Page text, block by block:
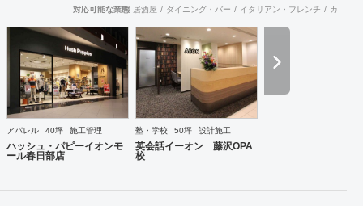
ティブが幸せを呼び込み、呼び込んだ幸せが、さらに大きな
社ならではの実績をご確認下さい。 <a
href="https://www.partsinc.co.jp/">https://www.partsinc.co.jp/</a>
対応可能な業態 居酒屋 ダイニング・バー イタリアン・フレンチ カフェ
アパレル 40坪 施工管理
ハッシュ・パピーイオンモ
ール春日部店
塾・学校 50坪 設計施工
英会話イーオン 藤沢OPA
校